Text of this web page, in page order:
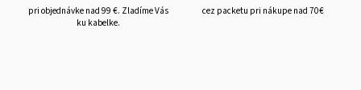
pri objednávke nad 99 €. Zladíme Vás
ku kabelke.
cez packetu pri nákupe nad 70€